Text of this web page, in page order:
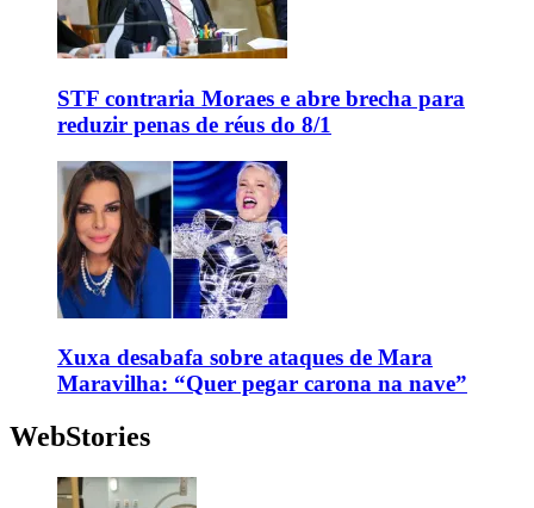
STF contraria Moraes e abre brecha para
reduzir penas de réus do 8/1
Xuxa desabafa sobre ataques de Mara
Maravilha: “Quer pegar carona na nave”
WebStories